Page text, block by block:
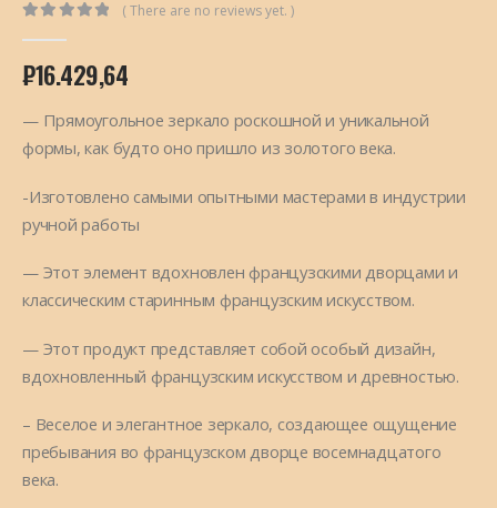
( There are no reviews yet. )
₽16.429,64
— Прямоугольное зеркало роскошной и уникальной
формы, как будто оно пришло из золотого века.
-Изготовлено самыми опытными мастерами в индустрии
ручной работы
— Этот элемент вдохновлен французскими дворцами и
классическим старинным французским искусством.
— Этот продукт представляет собой особый дизайн,
вдохновленный французским искусством и древностью.
– Веселое и элегантное зеркало, создающее ощущение
пребывания во французском дворце восемнадцатого
века.